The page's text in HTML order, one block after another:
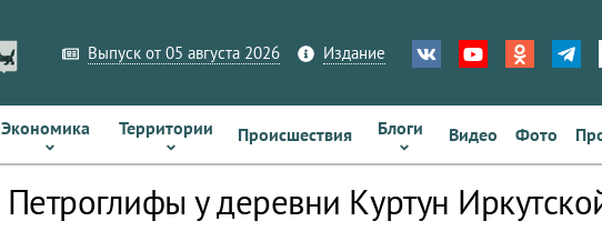
Выпуск от 05 августа 2026 Издание
Экономика Территории Происшествия Блоги Видео Фото
Петроглифы у деревни Куртун